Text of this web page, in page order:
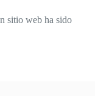
sitio web ha sido